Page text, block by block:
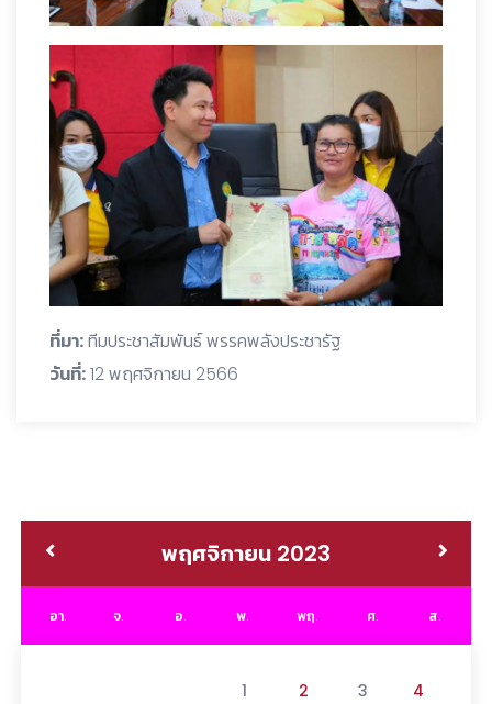
ที่มา:ทีมประชาสัมพันธ์ พรรคพลังประชารัฐ
วันที่:12 พฤศจิกายน 2566
พฤศจิกายน 2023
อา. จ. อ. พ. พฤ. ศ. ส.
1 2 3 4